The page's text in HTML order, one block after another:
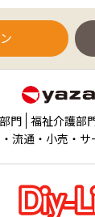
門 福祉介護部
流通・小売・サ